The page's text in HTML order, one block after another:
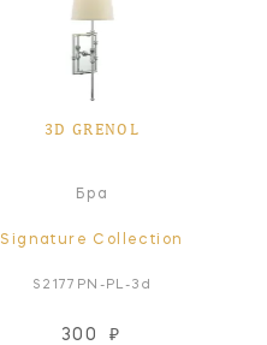
3D GRENOL
Бра
Signature Collection
S2177PN-PL-3d
300 ₽